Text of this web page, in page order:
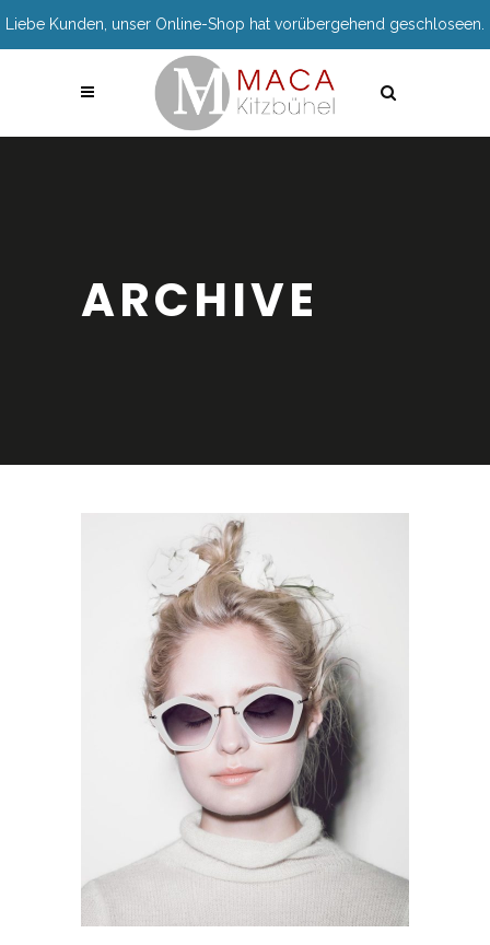
ARCHIVE
Liebe Kunden, unser Online-Shop hat vorübergehend geschloseen.